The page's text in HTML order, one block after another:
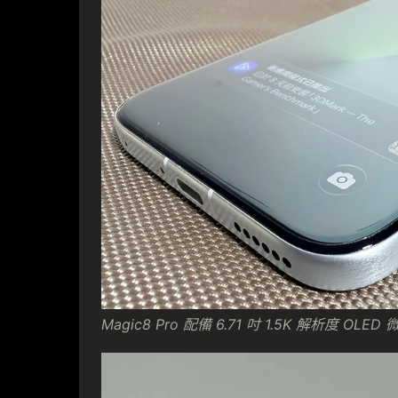
Magic8 Pro 配備 6.71 吋 1.5K 解析度 OLED